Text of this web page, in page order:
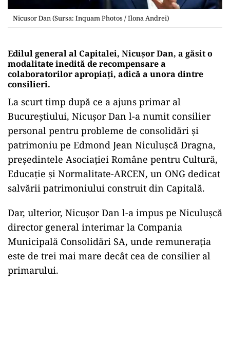
Nicusor Dan (Sursa: Inquam Photos / Ilona Andrei)
Edilul general al Capitalei, Nicușor Dan, a găsit o
modalitate inedită de recompensare a
colaboratorilor apropiați, adică a unora dintre
consilieri.
La scurt timp după ce a ajuns primar al
Bucureștiului, Nicușor Dan l-a numit consilier
personal pentru probleme de consolidări și
patrimoniu pe Edmond Jean Niculușcă Dragna,
președintele Asociației Române pentru Cultură,
Educație și Normalitate-ARCEN, un ONG dedicat
salvării patrimoniului construit din Capitală.
Dar, ulterior, Nicușor Dan l-a impus pe Niculușcă
director general interimar la Compania
Municipală Consolidări SA, unde remunerația
este de trei mai mare decât cea de consilier al
primarului.